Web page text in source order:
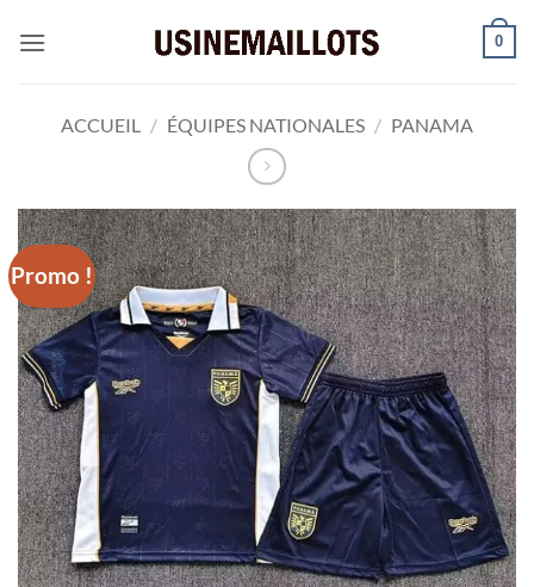
0
ACCUEIL / ÉQUIPES NATIONALES / PANAMA
Promo !